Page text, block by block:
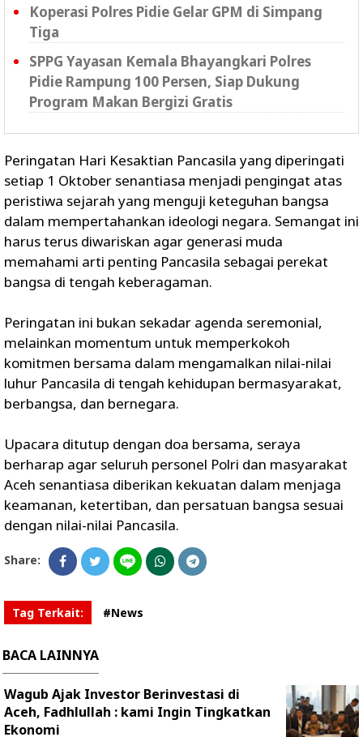
Koperasi Polres Pidie Gelar GPM di Simpang
Tiga
SPPG Yayasan Kemala Bhayangkari Polres
Pidie Rampung 100 Persen, Siap Dukung
Program Makan Bergizi Gratis
Peringatan Hari Kesaktian Pancasila yang diperingati
setiap 1 Oktober senantiasa menjadi pengingat atas
peristiwa sejarah yang menguji keteguhan bangsa
dalam mempertahankan ideologi negara. Semangat ini
harus terus diwariskan agar generasi muda
memahami arti penting Pancasila sebagai perekat
bangsa di tengah keberagaman.
Peringatan ini bukan sekadar agenda seremonial,
melainkan momentum untuk memperkokoh
komitmen bersama dalam mengamalkan nilai-nilai
luhur Pancasila di tengah kehidupan bermasyarakat,
berbangsa, dan bernegara.
Upacara ditutup dengan doa bersama, seraya
berharap agar seluruh personel Polri dan masyarakat
Aceh senantiasa diberikan kekuatan dalam menjaga
keamanan, ketertiban, dan persatuan bangsa sesuai
dengan nilai-nilai Pancasila.
Share:
Tag Terkait: #News
BACA LAINNYA
Wagub Ajak Investor Berinvestasi di
Aceh, Fadhlullah : kami Ingin Tingkatkan
Ekonomi